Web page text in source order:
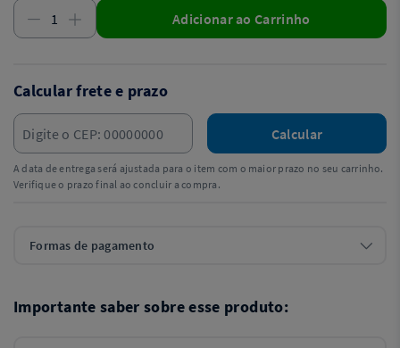
Adicionar ao Carrinho
Calcular frete e prazo
Calcular
A data de entrega será ajustada para o item com o maior prazo no seu carrinho.
Verifique o prazo final ao concluir a compra.
Formas de pagamento
Importante saber sobre esse produto: